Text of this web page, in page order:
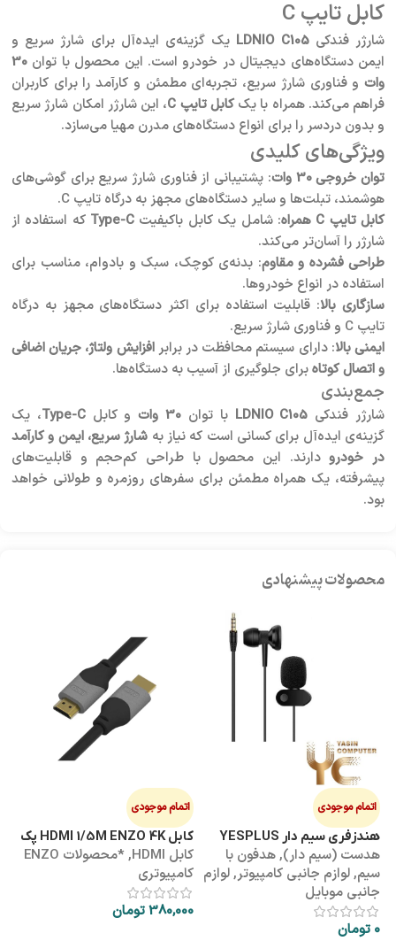
کابل تایپ C
شارژر فندکیLDNIO C105 یک گزینه‌ی ایده‌آل برای شارژ سریع و
ایمن دستگاه‌های دیجیتال در خودرو است. این محصول با توان 30
وات و فناوری شارژ سریع، تجربه‌ای مطمئن و کارآمد را برای کاربران
فراهم می‌کند. همراه با یککابل تایپ C
، این شارژر امکان شارژ سریع
و بدون دردسر را برای انواع دستگاه‌های مدرن مهیا می‌سازد.
ویژگی‌های کلیدی
توان خروجی 30 وات
: پشتیبانی از فناوری شارژ سریع برای گوشی‌های
هوشمند، تبلت‌ها و سایر دستگاه‌های مجهز به درگاه تایپ C.
کابل تایپ C همراه
: شامل یک کابل باکیفیت Type-C که استفاده از
شارژر را آسان‌تر می‌کند.
طراحی فشرده و مقاوم: بدنه‌ی کوچک، سبک و بادوام، مناسب برای
استفاده در انواع خودروها.
سازگاری بالا: قابلیت استفاده برای اکثر دستگاه‌های مجهز به درگاه
تایپ C و فناوری شارژ سریع.
ایمنی بالا: دارای سیستم محافظت در برابرافزایش ولتاژ، جریان اضافی
و اتصال کوتاهبرای جلوگیری از آسیب به دستگاه‌ها.
جمع‌بندی
شارژر فندکی LDNIO C105 با توان 30 وات و کابلType-C، یک
گزینه‌ی ایده‌آل برای کسانی است که نیاز به شارژ سریع، ایمن و کارآمد
در خودرودارند. این محصول با طراحی کم‌حجم و قابلیت‌های
پیشرفته، یک همراه مطمئن برای سفرهای روزمره و طولانی خواهد
بود.
محصولات پیشنهادی
اتمام موجودی
هندزفری سیم دار YESPLUS
YS-113
هدست (سیم دار),هدفون با
سیم,لوازم جانبی کامپیوتر,لوازم
جانبی موبایل
0 تومان
اتمام موجودی
کابل HDMI 1/5M ENZO 4K پک
طلقی
کابل HDMI ,
*محصولات ENZO
کامپیوتری
380,000تومان